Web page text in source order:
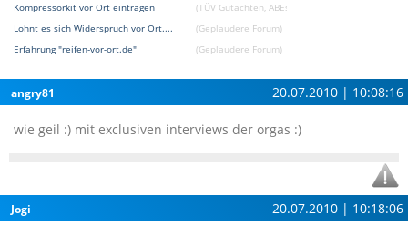
Kompressorkit vor Ort eintragen
(TÜV Gutachten, ABEs und Fragen zu
Lohnt es sich Widerspruch vor Ort....
(Geplaudere Forum)
Erfahrung "reifen-vor-ort.de"
(Geplaudere Forum)
angry81 20.07.2010 | 10:08:16
wie geil :) mit exclusiven interviews der orgas :)
Jogi 20.07.2010 | 10:18:06